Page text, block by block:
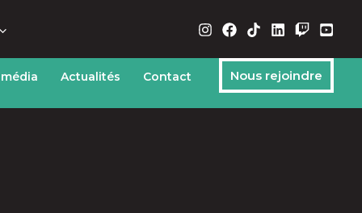
Actualités Contact Nous rejoindre